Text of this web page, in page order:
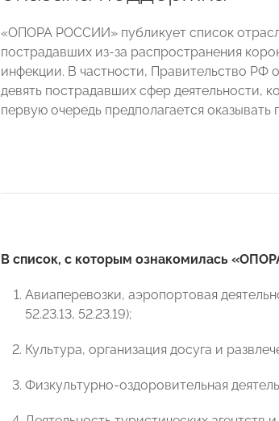
«ОПОРА РОССИИ» публикует список
пострадавших из-за распространения
инфекции. В частности, Правительство РФ
девять пострадавших сфер деятельности,
первую очередь предполагается оказывать
В список, с которым ознакомилась
Авиаперевозки, аэропортовая
52.23.13, 52.23.19);
Культура, организация досуга и
Физкультурно-оздоровительная